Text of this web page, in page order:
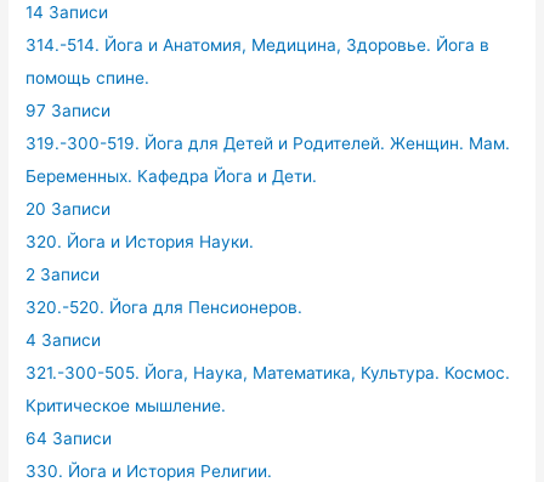
14 Записи
314.-514. Йога и Анатомия, Медицина, Здоровье. Йога в
помощь спине.
97 Записи
319.-300-519. Йога для Детей и Родителей. Женщин. Мам.
Беременных. Кафедра Йога и Дети.
20 Записи
320. Йога и История Науки.
2 Записи
320.-520. Йога для Пенсионеров.
4 Записи
321.-300-505. Йога, Наука, Математика, Культура. Космос.
Критическое мышление.
64 Записи
330. Йога и История Религии.